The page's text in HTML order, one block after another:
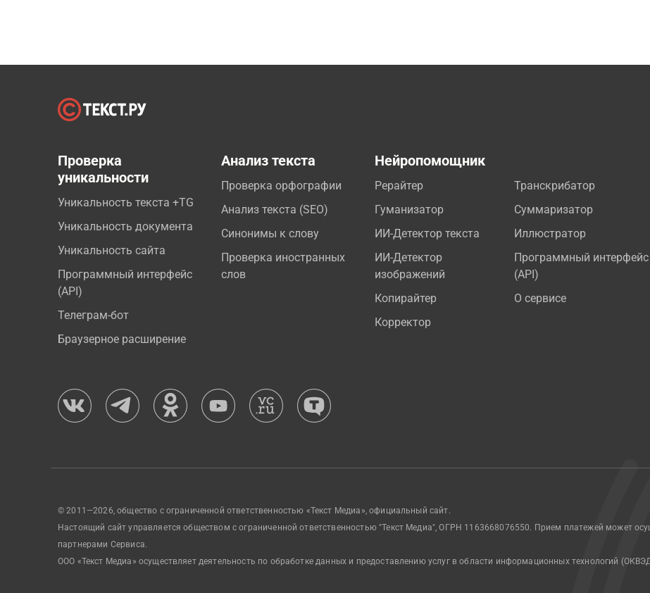
Проверка
уникальности
Уникальность текста +TG
Уникальность документа
Уникальность сайта
Программный интерфейс
(API)
Телеграм-бот
Браузерное расширение
Анализ текста
Проверка орфографии
Анализ текста (SEO)
Синонимы к слову
Проверка иностранных
слов
Нейропомощник
Рерайтер
Гуманизатор
ИИ-Детектор текста
ИИ-Детектор
изображений
Копирайтер
Корректор
Транскрибатор
Суммаризатор
Иллюстратор
Программный интерфейс
(API)
О сервисе
© 2011—2026, общество с ограниченной ответственностью «Текст Медиа», официальный сайт.
Настоящий сайт управляется обществом с ограниченной ответственностью "Текст Медиа", ОГРН 1163668076550. Прием платежей может
партнерами Сервиса.
ООО «Текст Медиа» осуществляет деятельность по обработке данных и предоставлению услуг в области информационных технологий